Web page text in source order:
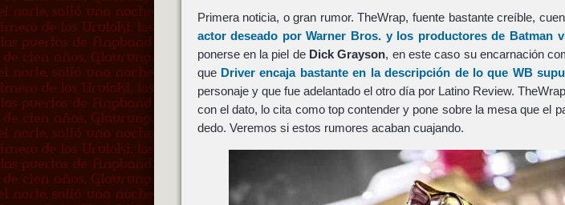
Primera noticia, o gran rumor. TheWrap, fuente bastante creíble,
actor deseado porWarner Bros. y los productores de Batman
ponerse en la piel de Dick Grayson, en este caso su encarnación
que Driverencaja bastante en la descripción de lo que WB
personaje y que fue adelantado el otro día por Latino Review.
con el dato, lo cita como top contender y pone sobre la mesa que el
dedo. Veremos si estos rumores acaban cuajando.